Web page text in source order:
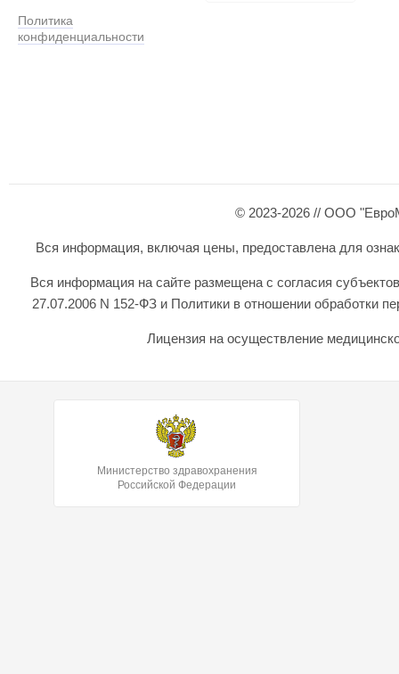
Политика
конфиденциальности
© 2023-2026 // ООО
Вся информация, включая цены, предоставлена для
Вся информация на сайте размещена с согласия
27.07.2006 N 152-ФЗ и Политики в отношении обработки
Лицензия на осуществление
Министерство здравохранения
Российской Федерации